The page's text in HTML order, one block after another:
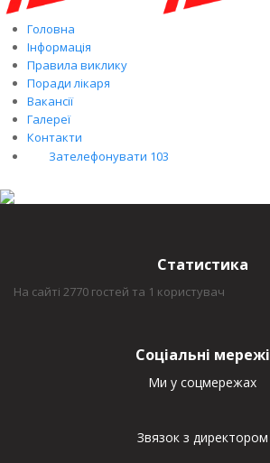
Головна
Інформація
Правила виклику
Поради лікаря
Вакансії
Галереї
Контакти
Зателефонувати 103
Статистика
На сайті 2770 гостей та 1 користувач
Соціальні мережі
Ми у соцмережах
Звязок з директором